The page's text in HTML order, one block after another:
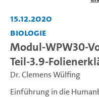
15.12.2020
Biologie
Modul-WPW30-
Teil-3.9-
Dr. Clemens Wülfing
Einführung in die